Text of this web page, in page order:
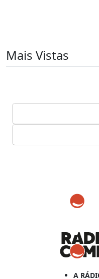
Mais Vistas
A